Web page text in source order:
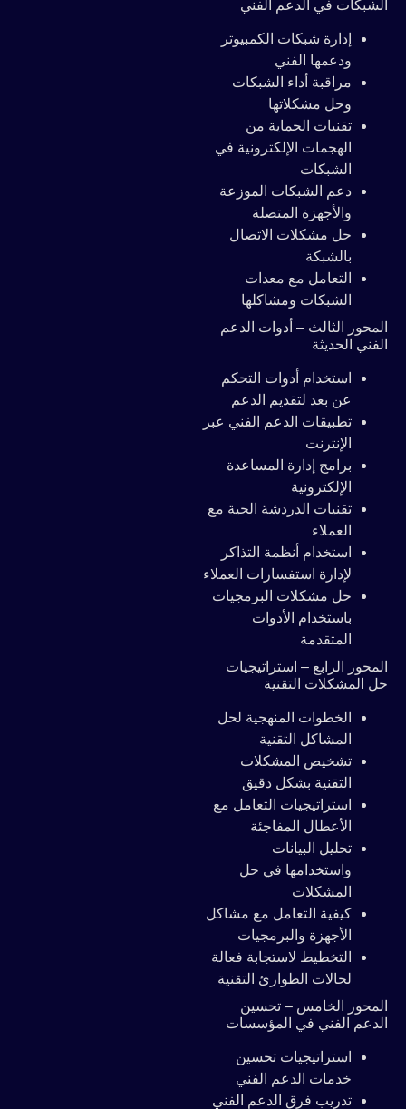
الشبكات في الدعم الفني
إدارة شبكات الكمبيوتر
ودعمها الفني
مراقبة أداء الشبكات
وحل مشكلاتها
تقنيات الحماية من
الهجمات الإلكترونية في
الشبكات
دعم الشبكات الموزعة
والأجهزة المتصلة
حل مشكلات الاتصال
بالشبكة
التعامل مع معدات
الشبكات ومشاكلها
المحور الثالث – أدوات الدعم
الفني الحديثة
استخدام أدوات التحكم
عن بعد لتقديم الدعم
تطبيقات الدعم الفني عبر
الإنترنت
برامج إدارة المساعدة
الإلكترونية
تقنيات الدردشة الحية مع
العملاء
استخدام أنظمة التذاكر
لإدارة استفسارات العملاء
حل مشكلات البرمجيات
باستخدام الأدوات
المتقدمة
المحور الرابع – استراتيجيات
حل المشكلات التقنية
الخطوات المنهجية لحل
المشاكل التقنية
تشخيص المشكلات
التقنية بشكل دقيق
استراتيجيات التعامل مع
الأعطال المفاجئة
تحليل البيانات
واستخدامها في حل
المشكلات
كيفية التعامل مع مشاكل
الأجهزة والبرمجيات
التخطيط لاستجابة فعالة
لحالات الطوارئ التقنية
المحور الخامس – تحسين
الدعم الفني في المؤسسات
استراتيجيات تحسين
خدمات الدعم الفني
تدريب فرق الدعم الفني